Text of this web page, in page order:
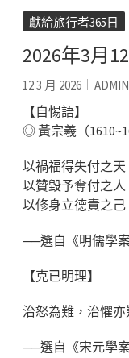
獻給旅行者365日
2026年3月
12 3 月 2026 ADMIN
【自惕語】
◎ 黃宗羲（
以禍福得失付之天
以贊毀予奪付之人
以修身立德責之己
──選自《明儒學案
【克已明理】
治怒為難，治懼
──選自《宋元學案